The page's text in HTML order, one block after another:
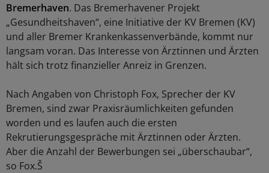
Bremerhaven. Das Bremerhavener Projekt
„Gesundheitshaven“, eine Initiative der KV Bremen (KV)
und aller Bremer Krankenkassenverbände, kommt nur
langsam voran. Das Interesse von Ärztinnen und Ärzten
hält sich trotz finanzieller Anreiz in Grenzen.
Nach Angaben von Christoph Fox, Sprecher der KV
Bremen, sind zwar Praxisräumlichkeiten gefunden
worden und es laufen auch die ersten
Rekrutierungsgespräche mit Ärztinnen oder Ärzten.
Aber die Anzahl der Bewerbungen sei „überschaubar“,
so Fox.Š